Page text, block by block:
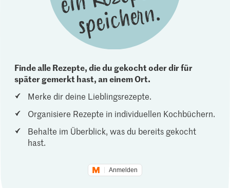
Finde alle Rezepte, die du gekocht oder dir für
später gemerkt hast, an einem Ort.
Merke dir deine Lieblingsrezepte.
Organisiere Rezepte in individuellen Kochbüchern.
Behalte im Überblick, was du bereits gekocht
hast.
Anmelden